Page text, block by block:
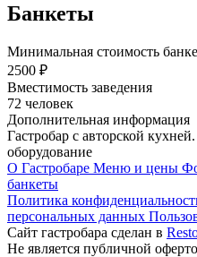
Банкеты
Минимальная стоимость
2500 ₽
Вместимость заведения
72 человек
Дополнительная информация
Гастробар с авторской
оборудование
О Гастробаре Меню и цены
банкеты
Политика
персональных данных
Сайт гастробара сделан в
Не является публичной